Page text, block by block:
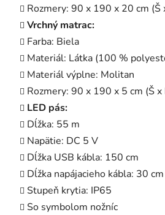
Rozmery: 90 x 190 x 20 cm (Š
Vrchný matrac:
Farba: Biela
Materiál: Látka (100 %
Materiál výplne: Molitan
Rozmery: 90 x 190 x 5 cm (Š x
LED pás:
Dĺžka: 55 m
Napätie: DC 5 V
Dĺžka USB kábla: 150 cm
Dĺžka napájacieho kábla: 30 cm
Stupeň krytia: IP65
So symbolom nožníc